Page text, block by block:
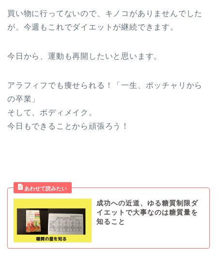
買い物に行ってないので、キノコがありませんでした
が、今週もこれでダイエットが継続できます。
今日から、運動も再開したいと思います。
アラフィフでも痩せられる！「一生、ポッチャリから
の卒業」
そして、ボディメイク。
今日もできることから頑張ろう！
成功への近道、ゆる糖質制限ダ
イエットで大事なのは糖質量を
知ること